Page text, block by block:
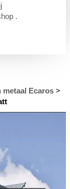
.
metaal Ecaros >